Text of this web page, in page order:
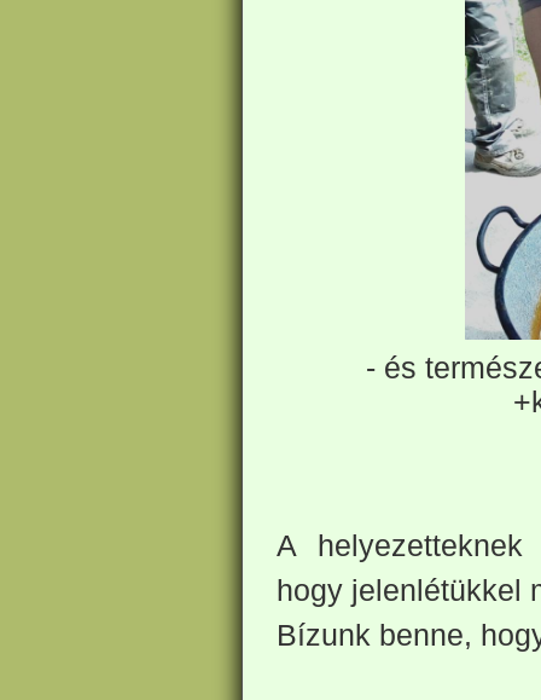
- és
A helyezetteknek
hogy jelenlétükkel
Bízunk benne,